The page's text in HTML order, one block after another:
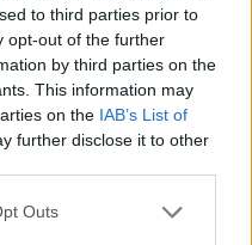
to third parties prior to
opt-out of the further
by third parties on the
This information may
on the IAB’s List of
further disclose it to other
Outs
futebol inovador.